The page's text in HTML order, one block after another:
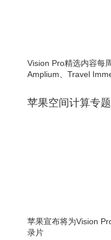
Vision Pro精选内容每
Amplium、Travel
苹果空间计算专题
苹果宣布将为Vision
录片